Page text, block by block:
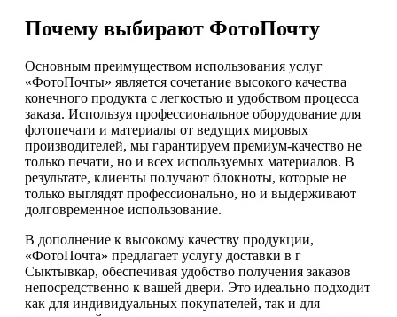
Почему выбирают ФотоПочту
Основным преимуществом использования услуг
«ФотоПочты» является сочетание высокого качества
конечного продукта с легкостью и удобством процесса
заказа. Используя профессиональное оборудование для
фотопечати и материалы от ведущих мировых
производителей, мы гарантируем премиум-качество не
только печати, но и всех используемых материалов. В
результате, клиенты получают блокноты, которые не
только выглядят профессионально, но и выдерживают
долговременное использование.
В дополнение к высокому качеству продукции,
«ФотоПочта» предлагает услугу доставки в г
Сыктывкар, обеспечивая удобство получения заказов
непосредственно к вашей двери. Это идеально подходит
как для индивидуальных покупателей, так и для